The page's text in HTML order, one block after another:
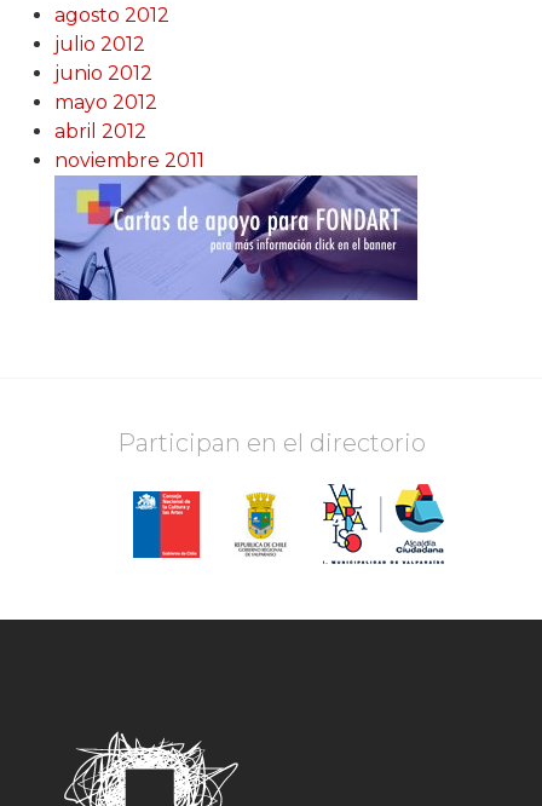
agosto 2012
julio 2012
junio 2012
mayo 2012
abril 2012
noviembre 2011
Participan en el directorio